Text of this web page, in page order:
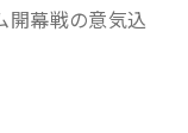
開幕戦の意気込